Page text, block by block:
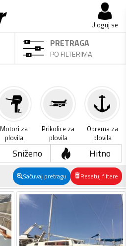
Uloguj se
PRETRAGA
PO FILTERIMA
Motori za
plovila
Prikolice za
plovila
Oprema za
plovila
Sniženo Hitno
Sačuvaj pretragu Resetuj filtere